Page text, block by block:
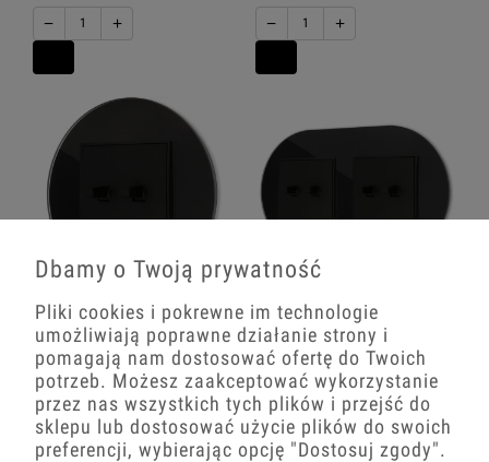
− + − +
Włącznik schodowy podwójny w stylu
USA ramka okrągła efekt szkła seria
ICON kolor czarny
108,13 zł
− +
Dwa włączniki podwójne w stylu USA
ramka okrągła efekt szkła seria ICON
kolor czarny
173,06 zł
− +
Dbamy o Twoją prywatność
Pliki cookies i pokrewne im technologie
umożliwiają poprawne działanie strony i
pomagają nam dostosować ofertę do Twoich
potrzeb. Możesz zaakceptować wykorzystanie
przez nas wszystkich tych plików i przejść do
sklepu lub dostosować użycie plików do swoich
preferencji, wybierając opcję "Dostosuj zgody".